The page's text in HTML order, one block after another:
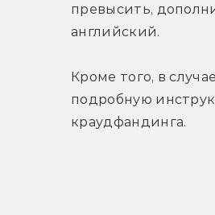
превысить,
английский.
Кроме того, в
подробную
краудфандинга.